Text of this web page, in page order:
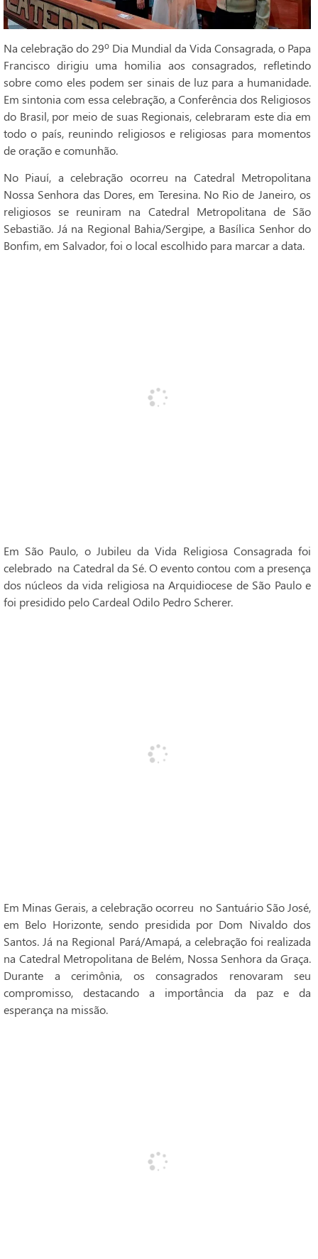
Na celebração do 29º Dia Mundial da Vida Consagrada, o Papa
Francisco dirigiu uma homilia aos consagrados, refletindo
sobre como eles podem ser sinais de luz para a humanidade.
Em sintonia com essa celebração, a Conferência dos Religiosos
do Brasil, por meio de suas Regionais, celebraram este dia em
todo o país, reunindo religiosos e religiosas para momentos
de oração e comunhão.
No Piauí, a celebração ocorreu na Catedral Metropolitana
Nossa Senhora das Dores, em Teresina. No Rio de Janeiro, os
religiosos se reuniram na Catedral Metropolitana de São
Sebastião. Já na Regional Bahia/Sergipe, a Basílica Senhor do
Bonfim, em Salvador, foi o local escolhido para marcar a data.
Em São Paulo, o Jubileu da Vida Religiosa Consagrada foi
celebrado na Catedral da Sé. O evento contou com a presença
dos núcleos da vida religiosa na Arquidiocese de São Paulo e
foi presidido pelo Cardeal Odilo Pedro Scherer.
Em Minas Gerais, a celebração ocorreu no Santuário São José,
em Belo Horizonte, sendo presidida por Dom Nivaldo dos
Santos. Já na Regional Pará/Amapá, a celebração foi realizada
na Catedral Metropolitana de Belém, Nossa Senhora da Graça.
Durante a cerimônia, os consagrados renovaram seu
compromisso, destacando a importância da paz e da
esperança na missão.